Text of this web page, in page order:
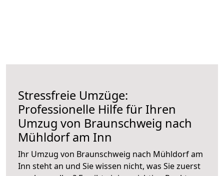
Stressfreie Umzüge:
Professionelle Hilfe für Ihren
Umzug von Braunschweig nach
Mühldorf am Inn
Ihr Umzug von Braunschweig nach Mühldorf am
Inn steht an und Sie wissen nicht, was Sie zuerst